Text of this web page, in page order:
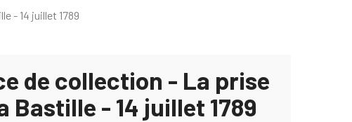
- 14 juillet 1789
de collection - La prise
Bastille - 14 juillet 1789